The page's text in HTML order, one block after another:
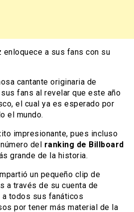
enloquece a sus fans con su
cantante originaria de
fans al revelar que este año
el cual ya es esperado por
el mundo.
impresionante, pues incluso
del ranking de Billboard
grande de la historia.
un pequeño clip de
a través de su cuenta de
a todos sus fanáticos
por tener más material de la